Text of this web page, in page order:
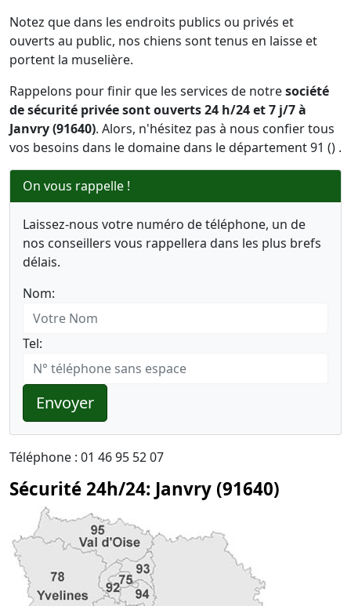
Notez que dans les endroits publics ou privés et
ouverts au public, nos chiens sont tenus en laisse et
portent la muselière.
Rappelons pour finir que les services de notresociété
de sécurité privée sont ouverts 24 h/24 et 7 j/7 à
Janvry (91640). Alors, n'hésitez pas à nous confier tous
vos besoins dans le domaine dans le département 91 () .
On vous rappelle !
Laissez-nous votre numéro de téléphone, un de
nos conseillers vous rappellera dans les plus brefs
délais.
Nom:
Tel:
Envoyer
Téléphone : 01 46 95 52 07
Sécurité 24h/24: Janvry (91640)